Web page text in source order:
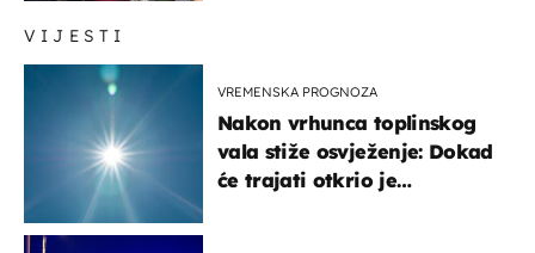
VIJESTI
VREMENSKA PROGNOZA
Nakon vrhunca toplinskog
vala stiže osvježenje: Dokad
će trajati otkrio je